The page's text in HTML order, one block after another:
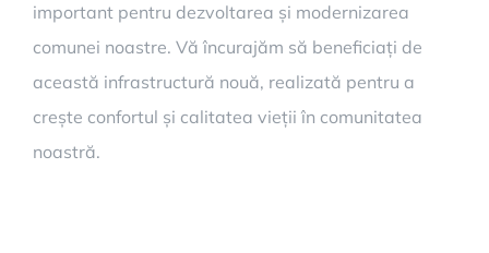
important pentru dezvoltarea și modernizarea
comunei noastre. Vă încurajăm să beneficiați de
această infrastructură nouă, realizată pentru a
crește confortul și calitatea vieții în comunitatea
noastră.